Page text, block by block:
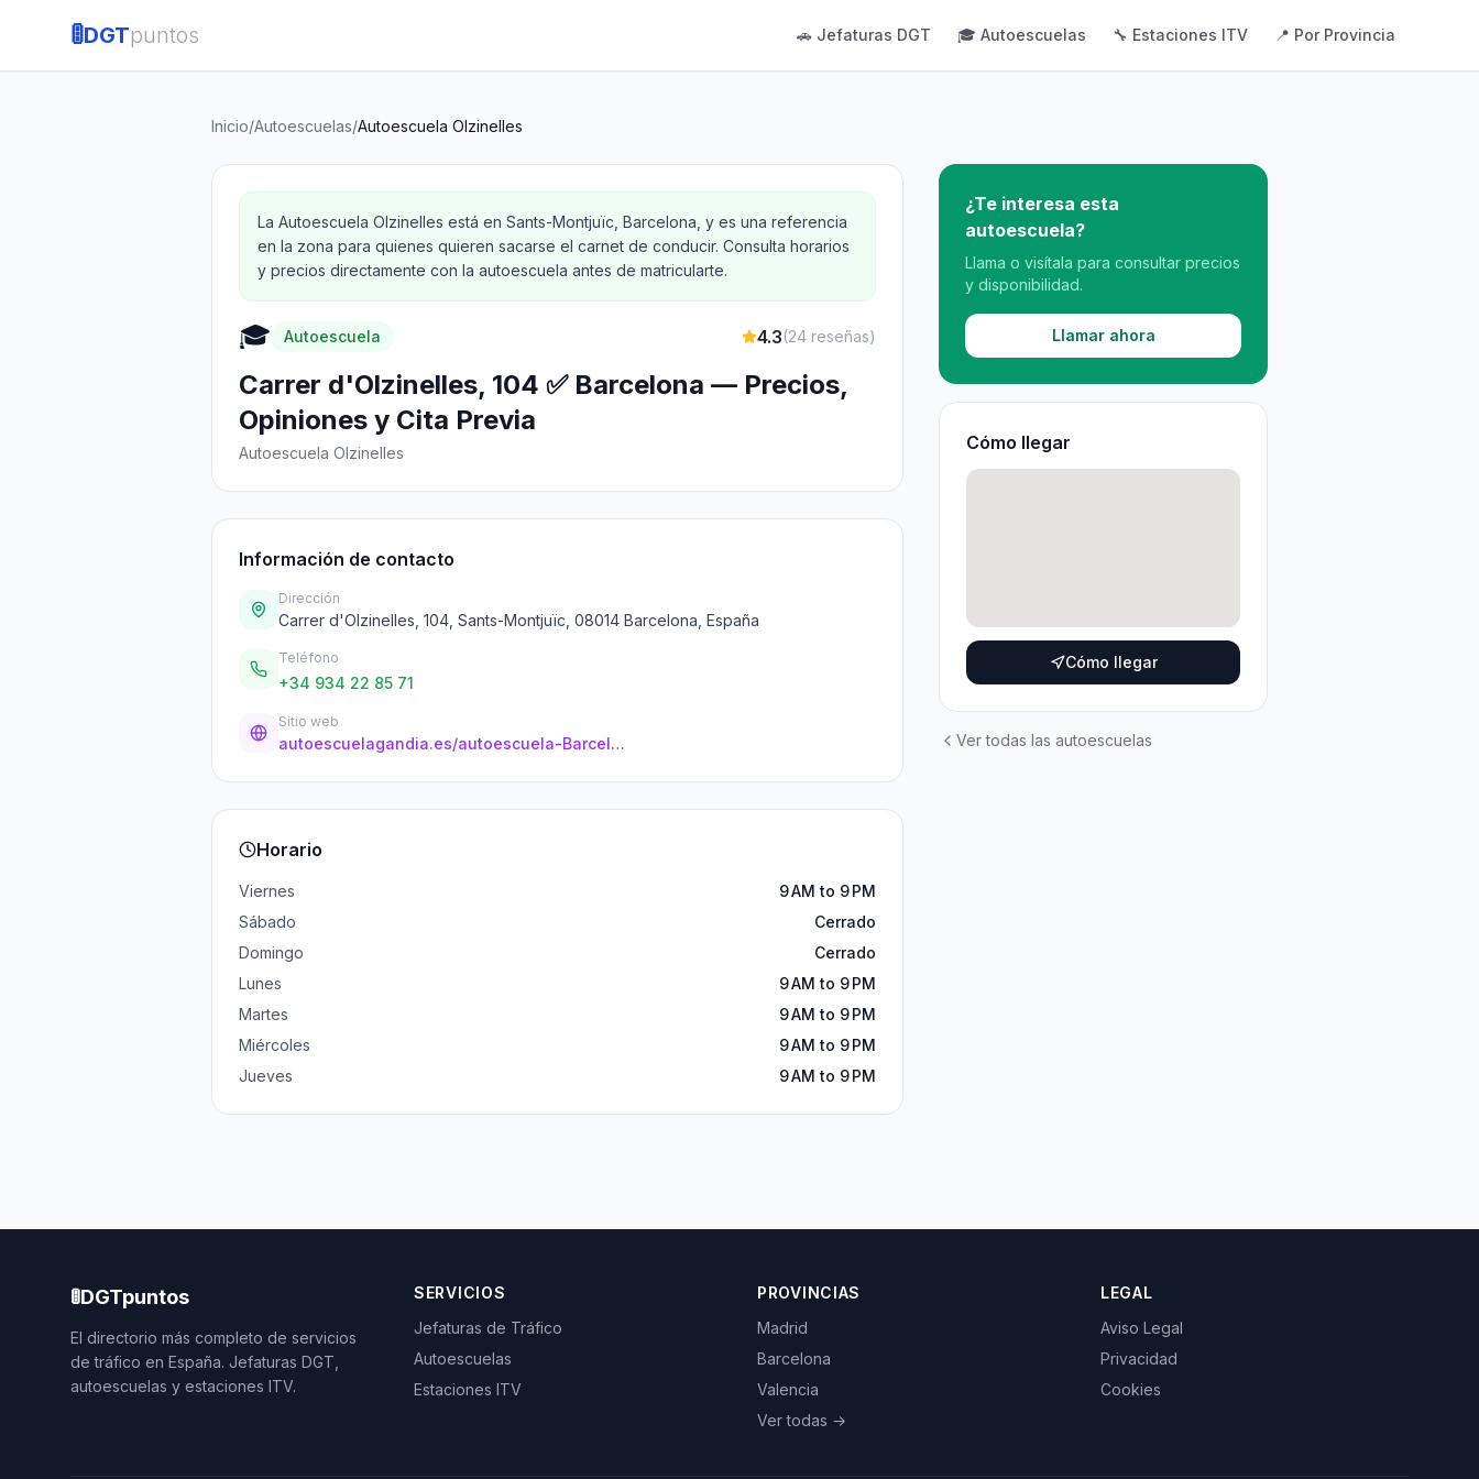
🚦DGTpuntos 🚗 Jefaturas DGT 🎓 Autoescuelas 🔧 Estaciones ITV 📍 Por Provincia
Inicio/Autoescuelas/Autoescuela Olzinelles
La Autoescuela Olzinelles está en Sants-Montjuïc, Barcelona, y es una referencia
en la zona para quienes quieren sacarse el carnet de conducir. Consulta horarios
y precios directamente con la autoescuela antes de matricularte.
🎓 Autoescuela 4.3(24 reseñas)
Carrer d'Olzinelles, 104 ✅ Barcelona — Precios,
Opiniones y Cita Previa
Autoescuela Olzinelles
Información de contacto
Dirección
Carrer d'Olzinelles, 104, Sants-Montjuïc, 08014 Barcelona, España
Teléfono
+34 934 22 85 71
Sitio web
autoescuelagandia.es/autoescuela-Barcelona/
Horario
Viernes
9 AM to 9 PM
Sábado
Cerrado
Domingo
Cerrado
Lunes
9 AM to 9 PM
Martes
9 AM to 9 PM
Miércoles
9 AM to 9 PM
Jueves
9 AM to 9 PM
¿Te interesa esta
autoescuela?
Llama o visítala para consultar precios
y disponibilidad.
Llamar ahora
Cómo llegar
Cómo llegar
Ver todas las autoescuelas
🚦DGTpuntos
El directorio más completo de servicios
de tráfico en España. Jefaturas DGT,
autoescuelas y estaciones ITV.
SERVICIOS
Jefaturas de Tráfico
Autoescuelas
Estaciones ITV
PROVINCIAS
Madrid
Barcelona
Valencia
Ver todas →
LEGAL
Aviso Legal
Privacidad
Cookies